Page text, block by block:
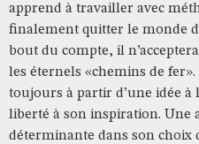
apprend à travailler avec
finalement quitter le monde
bout du compte, il
les éternels «chemins de
toujours à partir d’une idée
liberté à son inspiration. Une
déterminante dans son choix